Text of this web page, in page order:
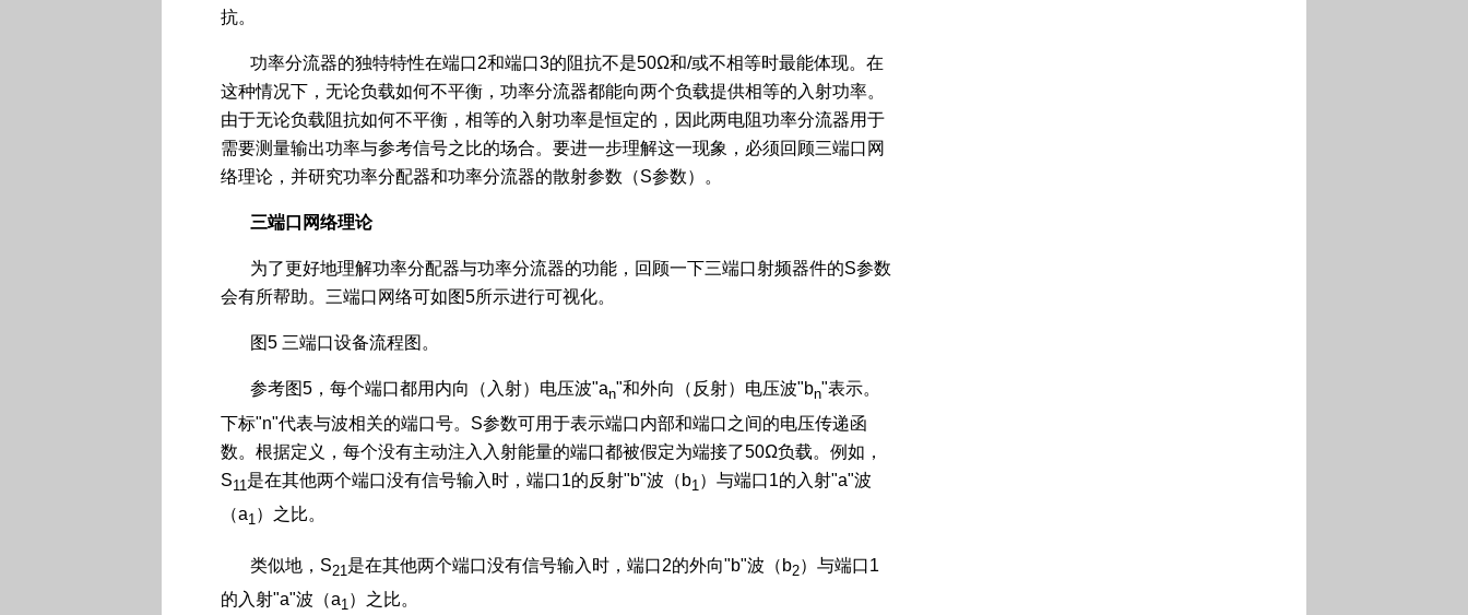
抗。
功率分流器的独特特性在端口2和端口3的阻抗不是50Ω和/或不相等时最能体现。在
这种情况下，无论负载如何不平衡，功率分流器都能向两个负载提供相等的入射功率。
由于无论负载阻抗如何不平衡，相等的入射功率是恒定的，因此两电阻功率分流器用于
需要测量输出功率与参考信号之比的场合。要进一步理解这一现象，必须回顾三端口网
络理论，并研究功率分配器和功率分流器的散射参数（S参数）。
三端口网络理论
为了更好地理解功率分配器与功率分流器的功能，回顾一下三端口射频器件的S参数
会有所帮助。三端口网络可如图5所示进行可视化。
图5 三端口设备流程图。
参考图5，每个端口都用内向（入射）电压波"an"和外向（反射）电压波"bn"表示。
下标"n"代表与波相关的端口号。S参数可用于表示端口内部和端口之间的电压传递函
数。根据定义，每个没有主动注入入射能量的端口都被假定为端接了50Ω负载。例如，
S11 是在其他两个端口没有信号输入时，端口1的反射"b"波（b1 ）与端口1的入射"a"波
（a1 ）之比。
类似地，S21是在其他两个端口没有信号输入时，端口2的外向"b"波（b2）与端口1
的入射"a"波（a1）之比。